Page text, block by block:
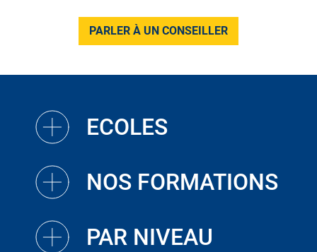
PARLER À UN CONSEILLER
ECOLES
NOS FORMATIONS
PAR NIVEAU